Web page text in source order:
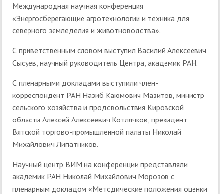
Международная научная конференция
«Энергосберегающие агротехнологии и техника для
северного земледелия и животноводства».
С приветственным словом выступил Василий Алексеевич
Сысуев, научный руководитель Центра, академик РАН.
С пленарными докладами выступили член-
корреспондент РАН Назиб Каюмович Мазитов, министр
сельского хозяйства и продовольствия Кировской
области Алексей Алексеевич Котлячков, президент
Вятской торгово-промышленной палаты Николай
Михайлович Липатников.
Научный центр ВИМ на конференции представляли
академик РАН Николай Михайлович Морозов с
пленарным докладом «Методические положения оценки